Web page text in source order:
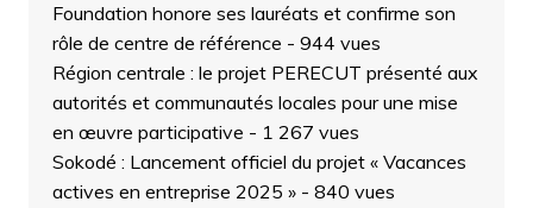
Foundation honore ses lauréats et confirme son
rôle de centre de référence - 944 vues
Région centrale : le projet PERECUT présenté aux
autorités et communautés locales pour une mise
en œuvre participative - 1 267 vues
Sokodé : Lancement officiel du projet « Vacances
actives en entreprise 2025 »- 840 vues